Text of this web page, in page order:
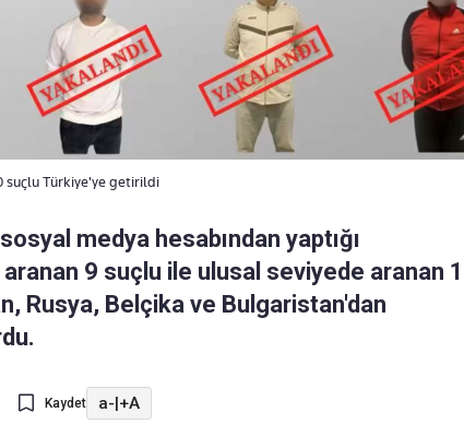
suçlu Türkiye'ye getirildi
medya hesabından yaptığı
aranan 9 suçlu ile ulusal seviyede aranan 1
Rusya, Belçika ve Bulgaristan'dan
Kaydet a-|+A